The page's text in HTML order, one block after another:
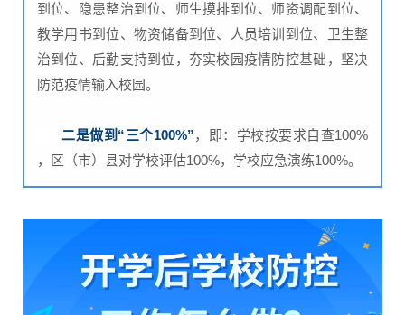
到位、隐患整治到位、师生摸排到位、师资调配到位、
教学用书到位、物资储备到位、人员培训到位、卫生整
治到位、后勤支持到位，夯实校园疫情防控基础，坚决
防范疫情输入校园。
二是做到“三个100%”，即：学校按要求自查100%
，区（市）县对学校评估100%，学校应急演练100%。